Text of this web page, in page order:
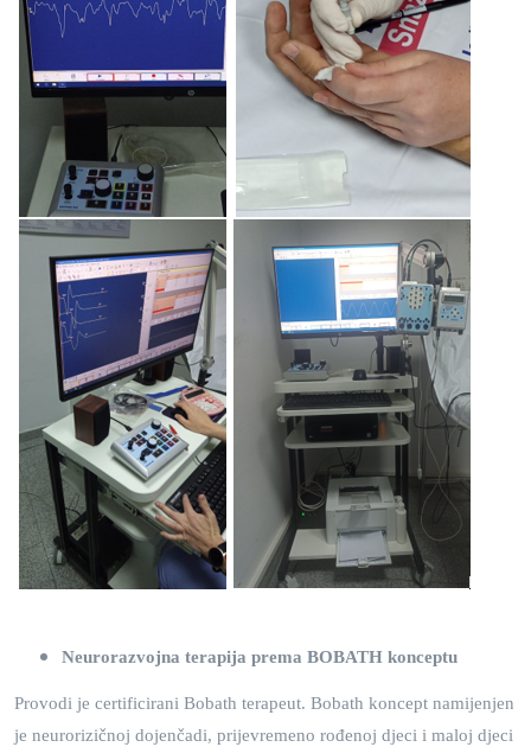
Neurorazvojna terapija prema BOBATH konceptu
Provodi je certificirani Bobath terapeut. Bobath koncept namijenjen
je neurorizičnoj dojenčadi, prijevremeno rođenoj djeci i maloj djeci